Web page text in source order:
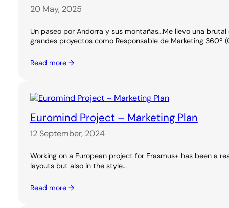
20 May, 2025
Un paseo por Andorra y sus montañas…Me llevo una
grandes proyectos como Responsable de Marketing 360º
Read more →
Euromind Project – Marketing Plan
12 September, 2024
Working on a European project for Erasmus+ has been a
layouts but also in the style…
Read more →